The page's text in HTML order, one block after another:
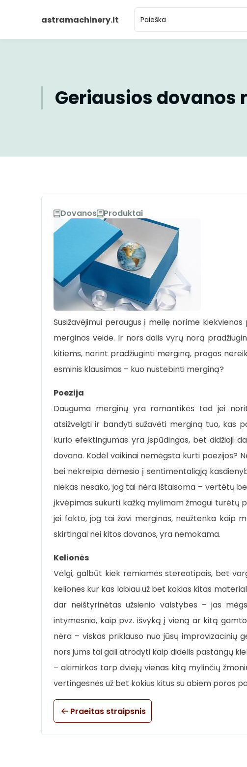
astramachinery.lt
Geriausios dovanos
Dovanos Produktai
Susižavėjimui peraugus į meilę norime
merginos veide. Ir nors dalis vyrų norą
kitiems, norint pradžiuginti merginą, progos
esminis klausimas – kuo nustebinti merginą?
Poezija
Dauguma merginų yra romantikės tad jei
atsižvelgti ir bandyti sužavėti merginą tuo, kas
kurio efektingumas yra įspūdingas, bet didžioji
dovana. Kodėl vaikinai nemėgsta kurti poezijos?
bei nekreipia dėmesio į sentimentaliąją
niekas nesako, jog tai nėra ištaisoma – vertėtų
įkvėpimas sukurti kažką mylimam žmogui turėtų
jei fakto, jog tai žavi merginas, neužtenka kaip
skirtingai nei kitos dovanos, yra nemokama.
Kelionės
Vėlgi, galbūt kiek remiamės stereotipais, bet
keliones kur kas labiau už bet kokias kitas
dar neištyrinėtas užsienio valstybes – jas
intymesnio, kaip pvz. išvyką į vieną ar kitą
nėra – viskas priklauso nuo jūsų
nors jums tai gali atrodyti kaip didelis pastangų
– akimirkos tarp dviejų vienas kitą mylinčių
vertingesnės už bet kokius kitus su abiem poros
Praeitas straipsnis